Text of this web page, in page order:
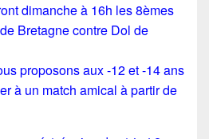
dimanche à 16h les 8èmes
Bretagne contre Dol de
proposons aux -12 et -14 ans
à un match amical à partir de